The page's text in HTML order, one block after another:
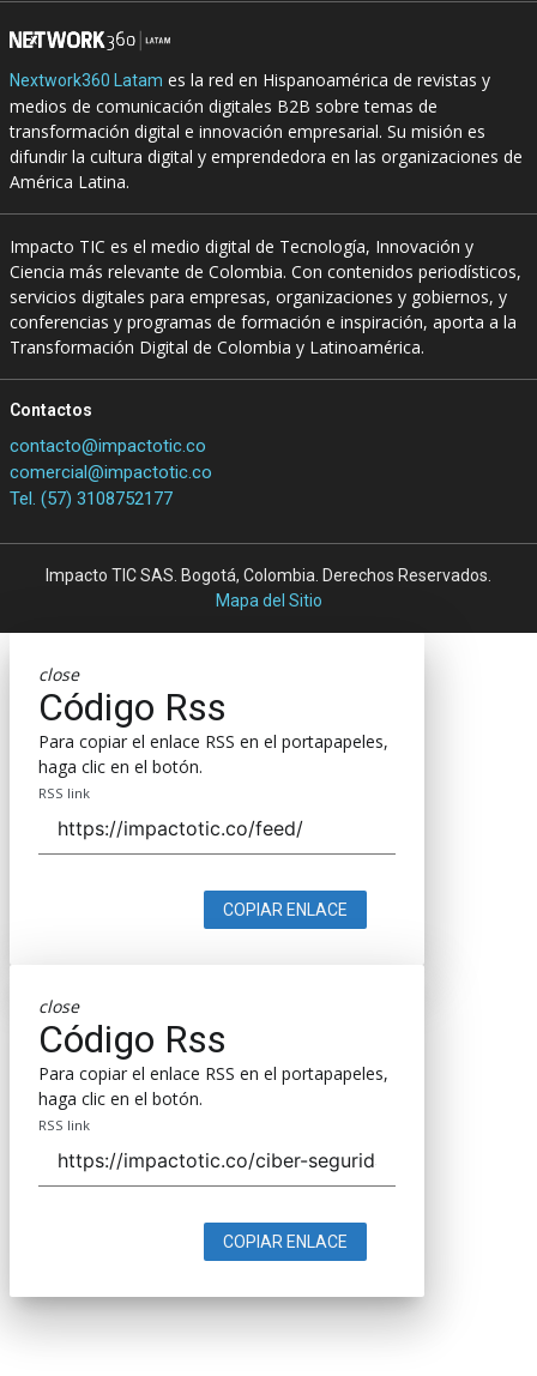
Nextwork360 Latam es la red en Hispanoamérica de revistas y
medios de comunicación digitales B2B sobre temas de
transformación digital e innovación empresarial. Su misión es
difundir la cultura digital y emprendedora en las organizaciones de
América Latina.
Impacto TIC es el medio digital de Tecnología, Innovación y
Ciencia más relevante de Colombia. Con contenidos periodísticos,
servicios digitales para empresas, organizaciones y gobiernos, y
conferencias y programas de formación e inspiración, aporta a la
Transformación Digital de Colombia y Latinoamérica.
Contactos
contacto@impactotic.co
comercial@impactotic.co
Tel. (57) 3108752177
Impacto TIC SAS. Bogotá, Colombia. Derechos Reservados.
Mapa del Sitio
close
Código Rss
Para copiar el enlace RSS en el portapapeles,
haga clic en el botón.
RSS link
COPIAR ENLACE
close
Código Rss
Para copiar el enlace RSS en el portapapeles,
haga clic en el botón.
RSS link
COPIAR ENLACE